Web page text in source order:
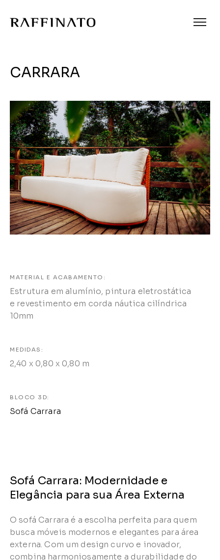
CARRARA
MATERIAL E ACABAMENTO:
Estrutura em alumínio, pintura eletrostática
e revestimento em corda náutica cilíndrica
10mm
MEDIDAS:
2,40 x 0,80 x 0,80 m
BLOCO 3D:
Sofá Carrara
Sofá Carrara: Modernidade e
Elegância para sua Área Externa
O sofá Carrara é a escolha perfeita para quem
busca móveis modernos e elegantes para área
externa. Com um design curvo e inovador,
combina harmoniosamente a durabilidade do